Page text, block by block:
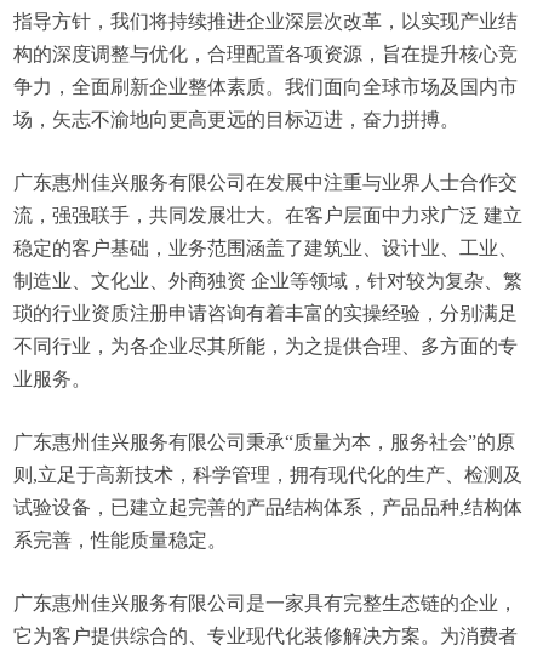
指导方针，我们将持续推进企业深层次改革，以实现产业结
构的深度调整与优化，合理配置各项资源，旨在提升核心竞
争力，全面刷新企业整体素质。我们面向全球市场及国内市
场，矢志不渝地向更高更远的目标迈进，奋力拼搏。
广东惠州佳兴服务有限公司在发展中注重与业界人士合作交
流，强强联手，共同发展壮大。在客户层面中力求广泛 建立
稳定的客户基础，业务范围涵盖了建筑业、设计业、工业、
制造业、文化业、外商独资 企业等领域，针对较为复杂、繁
琐的行业资质注册申请咨询有着丰富的实操经验，分别满足
不同行业，为各企业尽其所能，为之提供合理、多方面的专
业服务。
广东惠州佳兴服务有限公司秉承“质量为本，服务社会”的原
则,立足于高新技术，科学管理，拥有现代化的生产、检测及
试验设备，已建立起完善的产品结构体系，产品品种,结构体
系完善，性能质量稳定。
广东惠州佳兴服务有限公司是一家具有完整生态链的企业，
它为客户提供综合的、专业现代化装修解决方案。为消费者